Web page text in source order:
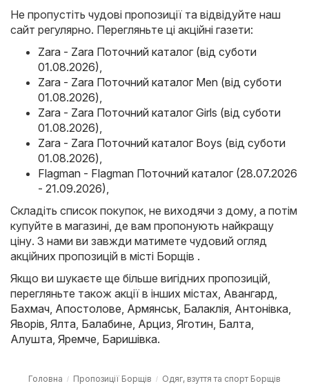
Не пропустіть чудові пропозиції та відвідуйте наш
сайт регулярно. Перегляньте ці акційні газети:
Zara - Zara Поточний каталог (від суботи
01.08.2026)
Zara - Zara Поточний каталог Men (від суботи
01.08.2026)
Zara - Zara Поточний каталог Girls (від суботи
01.08.2026)
Zara - Zara Поточний каталог Boys (від суботи
01.08.2026)
Flagman - Flagman Поточний каталог (28.07.2026
- 21.09.2026)
Складіть список покупок, не виходячи з дому, а потім
купуйте в магазині, де вам пропонують найкращу
ціну. З нами ви завжди матимете чудовий огляд
акційних пропозицій в місті Борщів .
Якщо ви шукаєте ще більше вигідних пропозицій,
перегляньте також акції в інших містах, Авангард
Бахмач Апостолове Армянськ Балаклія Антонівка
Яворів Ялта Балабине Арциз Яготин Балта
Алушта Яремче Баришівка.
Головна Пропозиції Борщів Одяг, взуття та спорт Борщів